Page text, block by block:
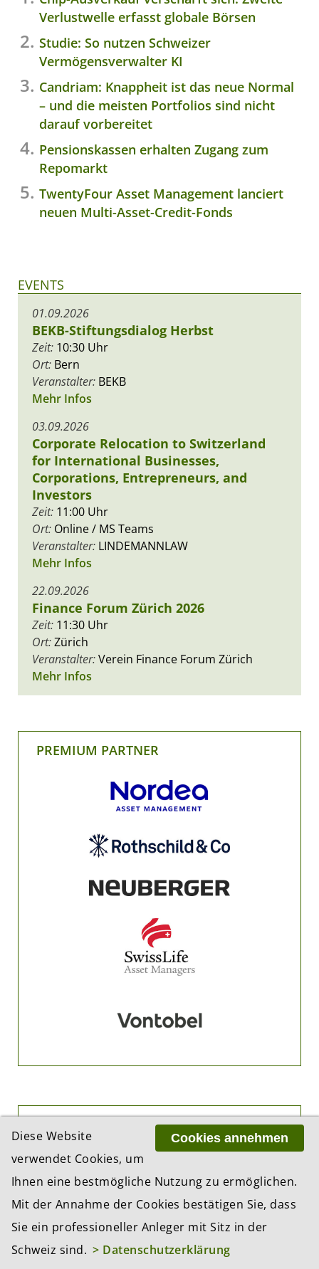
Verlustwelle erfasst globale Börsen
Studie: So nutzen Schweizer
Vermögensverwalter KI
Candriam: Knappheit ist das neue Normal
– und die meisten Portfolios sind nicht
darauf vorbereitet
Pensionskassen erhalten Zugang zum
Repomarkt
TwentyFour Asset Management lanciert
neuen Multi-Asset-Credit-Fonds
EVENTS
01.09.2026
BEKB-Stiftungsdialog Herbst
Zeit: 10:30 Uhr
Ort: Bern
Veranstalter: BEKB
Mehr Infos
03.09.2026
Corporate Relocation to Switzerland
for International Businesses,
Corporations, Entrepreneurs, and
Investors
Zeit: 11:00 Uhr
Ort: Online / MS Teams
Veranstalter: LINDEMANNLAW
Mehr Infos
22.09.2026
Finance Forum Zürich 2026
Zeit: 11:30 Uhr
Ort:Zürich
Veranstalter:Verein Finance Forum Zürich
Mehr Infos
PREMIUM PARTNER
Cookies annehmen
Diese Website
verwendet Cookies, um
Ihnen eine bestmögliche Nutzung zu ermöglichen.
Mit der Annahme der Cookies bestätigen Sie, dass
Sie ein professioneller Anleger mit Sitz in der
Schweiz sind. > Datenschutzerklärung